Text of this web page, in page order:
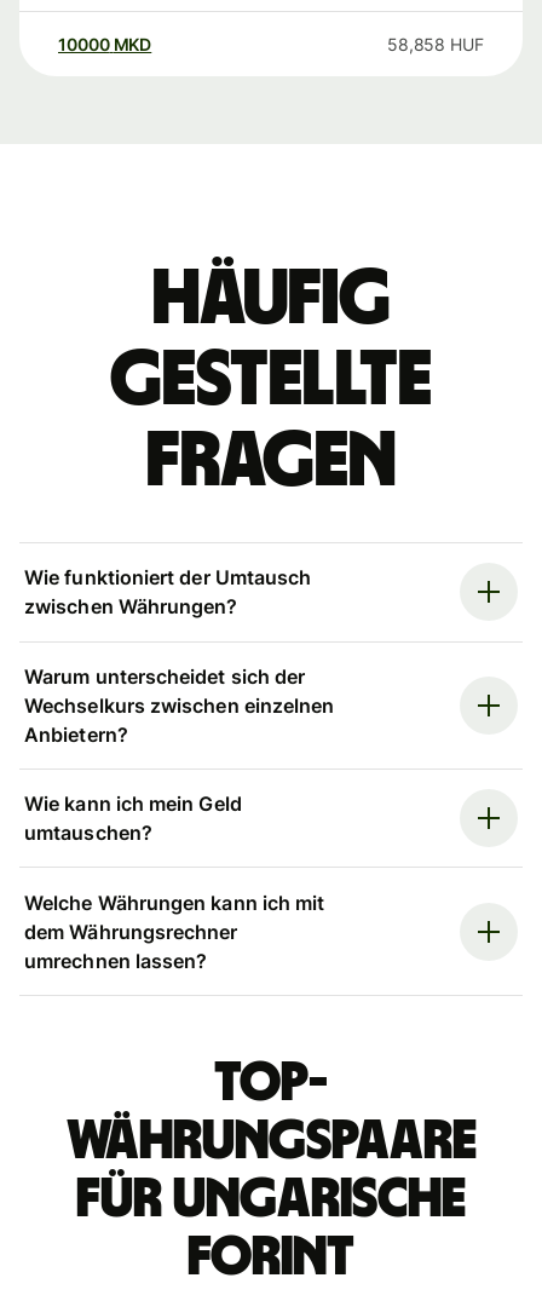
10000 MKD 58,858 HUF
Häufig
gestellte
Fragen
Wie funktioniert der Umtausch
zwischen Währungen?
Warum unterscheidet sich der
Wechselkurs zwischen einzelnen
Anbietern?
Wie kann ich mein Geld
umtauschen?
Welche Währungen kann ich mit
dem Währungsrechner
umrechnen lassen?
Top-
Währungspaare
für ungarische
Forint